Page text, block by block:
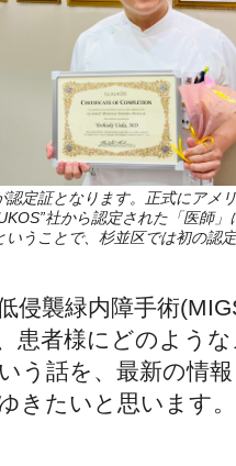
認定証となります。正式にアメ
社から認定された「医師」
いうことで、杉並区では初の認
侵襲緑内障手術
患者様にどのよう
う話を、最新の情
きたいと思います。